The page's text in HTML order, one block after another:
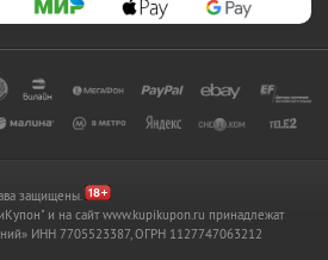
защищены.
и на сайт www.kupikupon.ru принадлежат
ИНН 7705523387, ОГРН 1127747063212